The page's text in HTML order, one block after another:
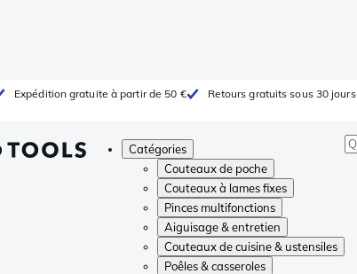
Expédition gratuite à partir de 50 € Retours gratuits sous 30 jours
Catégories
Couteaux de poche
Couteaux à lames fixes
Pinces multifonctions
Aiguisage & entretien
Couteaux de cuisine & ustensiles
Poêles & casseroles